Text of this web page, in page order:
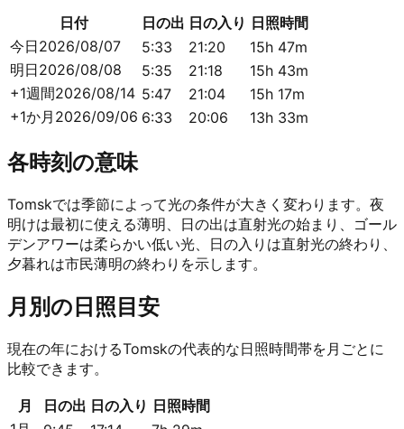
日付 日の出 日の入り 日照時間
今日2026/08/07 5:33 21:20
15h 47m
明日2026/08/08 5:35 21:18
15h 43m
+1週間2026/08/14 5:47 21:04
15h 17m
+1か月 2026/09/06 6:33 20:06 13h 33m
各時刻の意味
Tomskでは季節によって光の条件が大きく変わります。夜
明けは最初に使える薄明、日の出は直射光の始まり、ゴール
デンアワーは柔らかい低い光、日の入りは直射光の終わり、
夕暮れは市民薄明の終わりを示します。
月別の日照目安
現在の年におけるTomskの代表的な日照時間帯を月ごとに
比較できます。
月 日の出 日の入り 日照時間